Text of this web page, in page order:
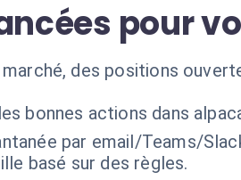
pour
des positions
bonnes actions dans
par email/Teams/
basé sur des règles.